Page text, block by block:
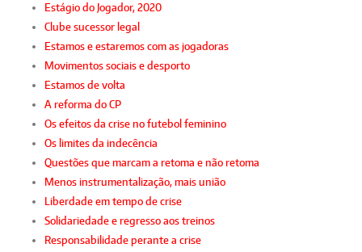
Estágio do Jogador, 2020
Clube sucessor legal
Estamos e estaremos com as jogadoras
Movimentos sociais e desporto
Estamos de volta
A reforma do CP
Os efeitos da crise no futebol feminino
Os limites da indecência
Questões que marcam a retoma e não retoma
Menos instrumentalização, mais união
Liberdade em tempo de crise
Solidariedade e regresso aos treinos
Responsabilidade perante a crise